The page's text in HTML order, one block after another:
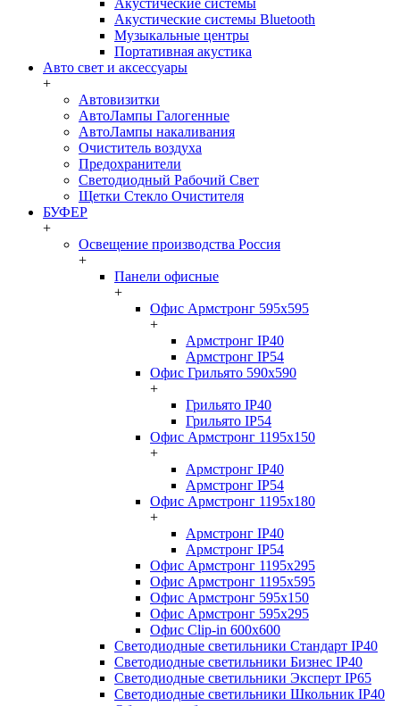
Акустические системы
Акустические системы Bluetooth
Музыкальные центры
Портативная акустика
Авто свет и аксессуары
+
Автовизитки
АвтоЛампы Галогенные
АвтоЛампы накаливания
Очиститель воздуха
Предохранители
Светодиодный Рабочий Свет
Щетки Стекло Очистителя
БУФЕР
+
Освещение производства Россия
+
Панели офисные
+
Офис Армстронг 595x595
+
Армстронг IP40
Армстронг IP54
Офис Грильято 590x590
+
Грильято IP40
Грильято IP54
Офис Армстронг 1195x150
+
Армстронг IP40
Армстронг IP54
Офис Армстронг 1195x180
+
Армстронг IP40
Армстронг IP54
Офис Армстронг 1195x295
Офис Армстронг 1195x595
Офис Армстронг 595x150
Офис Армстронг 595x295
Офис Clip-in 600x600
Светодиодные светильники Стандарт IP40
Светодиодные светильники Бизнес IP40
Светодиодные светильники Эксперт IP65
Светодиодные светильники Школьник IP40